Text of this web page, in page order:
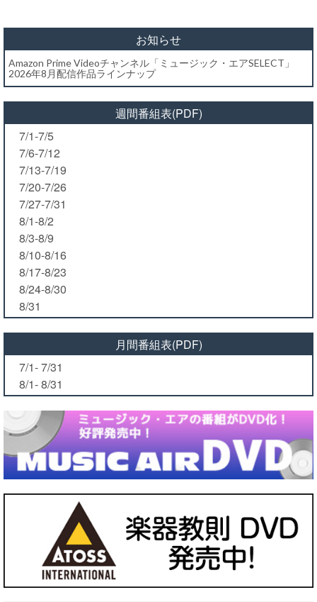
お知らせ
Amazon Prime Videoチャンネル「ミュージック・エアSELECT」
2026年8月配信作品ラインナップ
週間番組表(PDF)
7/1-7/5
7/6-7/12
7/13-7/19
7/20-7/26
7/27-7/31
8/1-8/2
8/3-8/9
8/10-8/16
8/17-8/23
8/24-8/30
8/31
月間番組表(PDF)
7/1- 7/31
8/1- 8/31